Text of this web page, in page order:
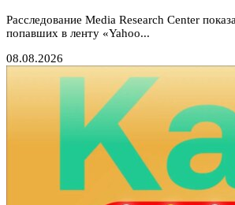
Расследование Media Research Center
попавших в ленту «Yahoo...
08.08.2026